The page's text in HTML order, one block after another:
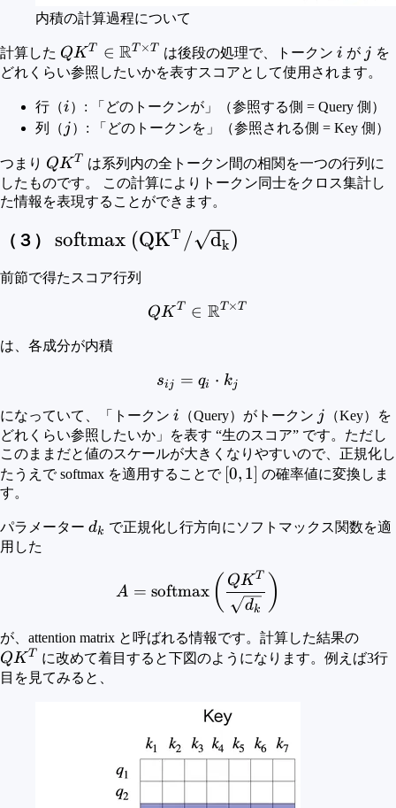
内積の計算過程について
計算した QK^T\in\mathbb{R}^{T\times
T}
QK T ∈ RT ×T は後段の処理で、トークンi
i が j
j を
どれくらい参照したいかを表すスコアとして使用されます。
行（i
i）: 「どのトークンが」（参照する側 = Query 側）
列（ jj ）: 「どのトークンを」（参照される側 = Key 側）
つまり QK^T
QK T は系列内の全トークン間の相関を一つの行列に
したものです。 この計算によりトークン同士をクロス集計し
た情報を表現することができます。
（３） \rm{softmax}~
\sqrt{d_k})
softmax (QKT / dk )
前節で得たスコア行列
QK^T \in
QK T ∈ RT ×T
は、各成分が内積
s_{ij} = q_i \cdot k_j
sij = qi ⋅ kj
になっていて、「トークン i
i （Query）がトークン jj （Key）を
どれくらい参照したいか」を表す “生のスコア” です。ただし
このままだと値のスケールが大きくなりやすいので、正規化し
たうえで softmax を適用することで [0,
[0, 1] の確率値に変換しま
す。
パラメーター d_k
dk で正規化し行方向にソフトマックス関数を適
用した
A = {\rm{softmax}}
A = softmax ( dk
QK T )
が、attention matrix と呼ばれる情報です。計算した結果の
QKT に改めて着目すると下図のようになります。例えば3行
目を見てみると、